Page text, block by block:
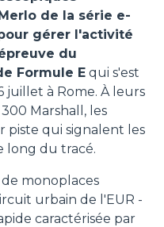
de la série e-
gérer l'activité
du
Formule E qui s'est
à Rome. À leurs
Marshall, les
piste qui signalent les
long du tracé.
monoplaces
urbain de l'EUR -
caractérisée par